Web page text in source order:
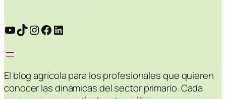
YouTube
TikTok
Instagram
Facebook
LinkedIn
El blog agrícola para los profesionales que quieren
conocer las dinámicas del sector primario. Cada